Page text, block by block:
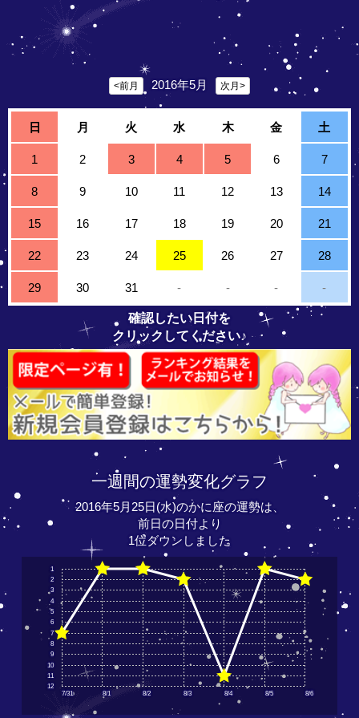
<前月 2016年5月 次月>
日 月 火 水 木 金 土
1 2 3 4 5 6 7
8 9 10 11 12 13 14
15 16 17 18 19 20 21
22 23 24 25 26 27 28
29 30 31 - - - -
確認したい日付を
クリックしてください♪
一週間の運勢変化グラフ
2016年5月25日(水)のかに座の運勢は、
前日の日付より
1位ダウンしました
7/31 8/1 8/2 8/3 8/4 8/5 8/6
12
11
10
9
8
7
6
5
4
3
2
1